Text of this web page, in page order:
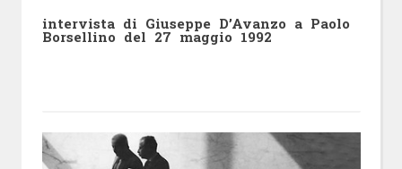
intervista di Giuseppe D’Avanzo a Paolo
Borsellino del 27 maggio 1992